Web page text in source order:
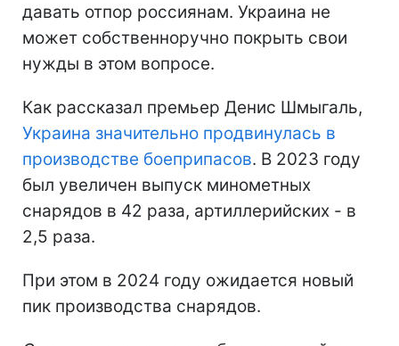
давать отпор россиянам. Украина не
может собственноручно покрыть свои
нужды в этом вопросе.
Как рассказал премьер Денис Шмыгаль,
Украина значительно продвинулась в
производстве боеприпасов. В 2023 году
был увеличен выпуск минометных
снарядов в 42 раза, артиллерийских - в
2,5 раза.
При этом в 2024 году ожидается новый
пик производства снарядов.